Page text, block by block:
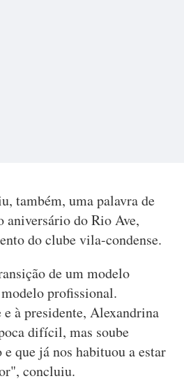
também, uma palavra de
aniversário do Rio Ave,
do clube vila-condense.
de um modelo
profissional.
e à presidente, Alexandrina
difícil, mas soube
que já nos habituou a estar
concluiu.